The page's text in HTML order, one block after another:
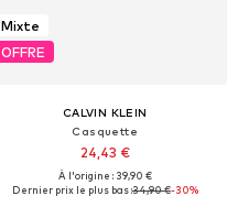
Mixte
OFFRE
CALVIN KLEIN
Casquette
24,43 €
À l'origine : 39,90 €
Dernier prix le plus bas :34,90 €-30%